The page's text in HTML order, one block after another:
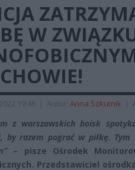
W
19:46 | Autor: Anna Szkutnik |
z warszawskich boisk
by razem pograć w piłkę.
– pisze Ośrodek
Przedstawiciel